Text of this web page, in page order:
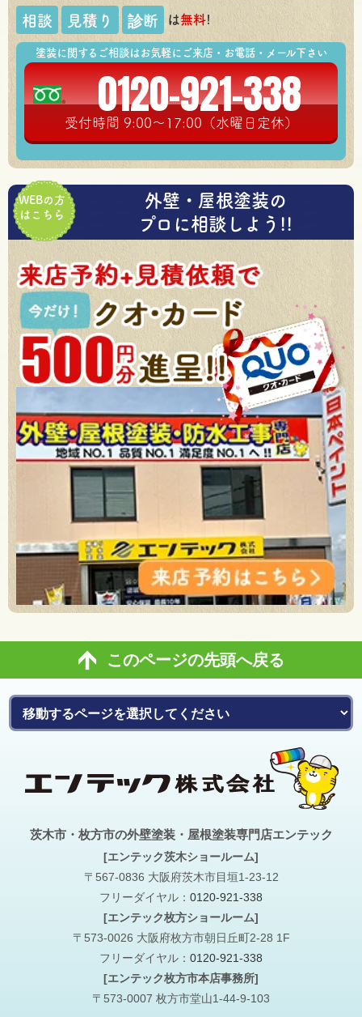
相談 見積り 診断 は無料!
塗装に関するご相談はお気軽にご来店・お電話・メール下さい
0120-921-338
受付時間 9:00～17:00（水曜日定休）
WEBの方
はこちら
外壁・屋根塗装の
プロに相談しよう!!
このページの先頭へ戻る
茨木市・枚方市の外壁塗装・屋根塗装専門店エンテック
[エンテック茨木ショールーム]
〒567-0836 大阪府茨木市目垣1-23-12
フリーダイヤル： 0120-921-338
[エンテック枚方ショールーム]
〒573-0026 大阪府枚方市朝日丘町2-28 1F
フリーダイヤル： 0120-921-338
[エンテック枚方市本店事務所]
〒573-0007 枚方市堂山1-44-9-103